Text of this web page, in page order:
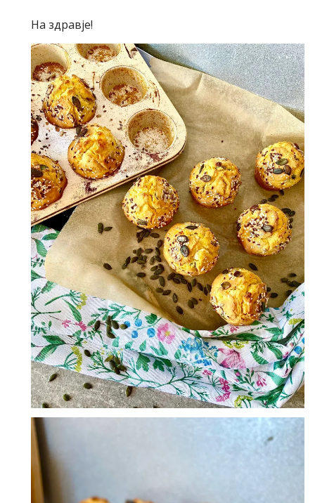
На здравје!